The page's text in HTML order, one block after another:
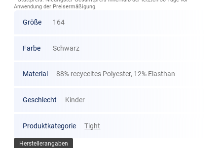
Anwendung der Preisermäßigung.
Größe 164
Farbe Schwarz
Material 88% recyceltes Polyester, 12% Elasthan
Geschlecht Kinder
Produktkategorie Tight
Herstellerangaben